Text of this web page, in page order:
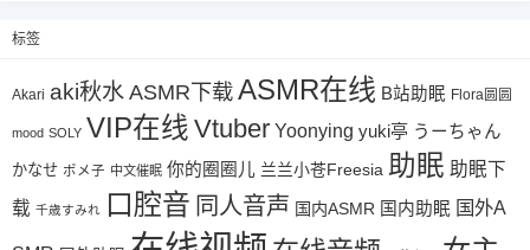
标签
Akari aki秋水ASMR下载ASMR在线 B站助眠 Flora圆圆
mood SOLY VIP在线 Vtuber Yoonying yuki亭 うーちゃん
かなせ ポメ子 中文催眠 你的圈圈儿 兰兰小苍Freesia 助眠 助眠下
载 千歳すみれ 口腔音 同人音声 国内ASMR 国内助眠 国外A